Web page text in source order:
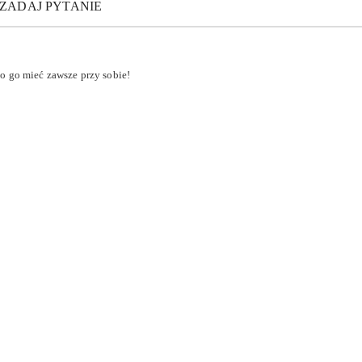
ZADAJ PYTANIE
go mieć zawsze przy sobie!